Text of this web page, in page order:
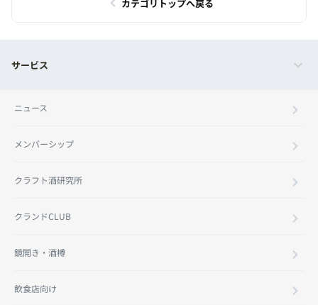
カテゴリトップへ戻る
サービス
ニュース
メンバーシップ
クラフト酒研究所
クランドCLUB
鏡開き・酒樽
飲食店向け